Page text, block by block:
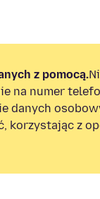
z pomocą.
na numer
danych
korzystając z